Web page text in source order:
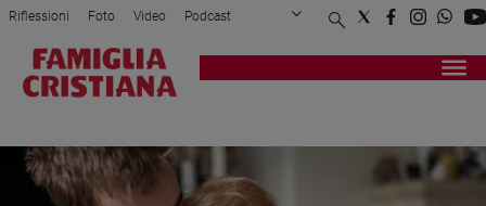
Attualità
Politica
Mondo
Riflessioni Foto Video Podcast
Privacy Policy Chi siamo
Registrati Redazione